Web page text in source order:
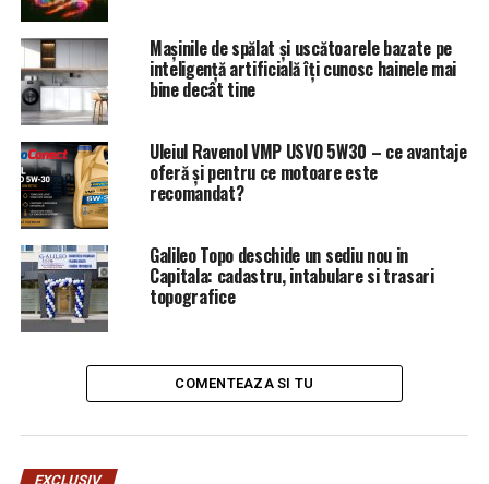
dar și-a dat cu firma în cap…
Și nu vorbim despre niciuna dintre cele șase firme cu
care înșală STATUL ROMÂN.
,,În realitate este un abil și dubios afacerist de la mine
din Drobeta Turnu Severin județul Mehedinți, care are
Mașinile de spălat și uscătoarele bazate pe
inteligență artificială îți cunosc hainele mai
bine decât tine
Uleiul Ravenol VMP USVO 5W30 – ce avantaje
oferă și pentru ce motoare este
recomandat?
Galileo Topo deschide un sediu nou in
Capitala: cadastru, intabulare si trasari
topografice
COMENTEAZA SI TU
EXCLUSIV